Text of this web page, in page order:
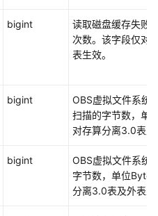
bigint
读取磁盘缓存失败
次数。该字段仅对
表生效。
bigint
OBS虚拟文件系统
扫描的字节数，单
对存算分离3.0表
bigint
OBS虚拟文件系统
字节数，单位
分离3.0表及外表生